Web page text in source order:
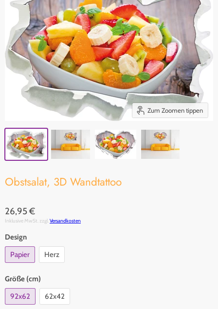
Zum Zoomen tippen
Obstsalat, 3D Wandtattoo
26,95 €
Inklusive MwSt. zzgl. Versandkosten
Design
Papier
Herz
Größe (cm)
92x62
62x42